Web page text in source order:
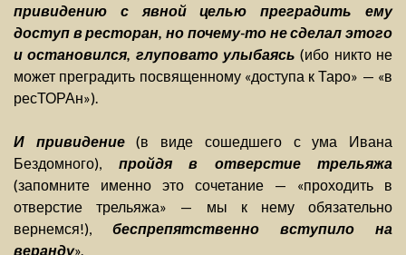
привидению с явной целью преградить ему
доступ в ресторан, но почему-то не сделал этого
и остановился, глуповато улыбаясь (ибо никто не
может преградить посвященному «доступа к Таро» — «в
ресТОРАн»).
И привидение(в виде сошедшего с ума Ивана
Бездомного), пройдя в отверстие трельяжа
(запомните именно это сочетание — «проходить в
отверстие трельяжа» — мы к нему обязательно
вернемся!), беспрепятственно вступило на
веранду».